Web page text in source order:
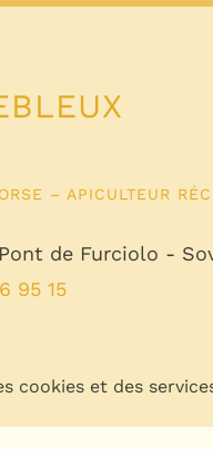
– APICULTEUR
de Furciolo -
95 15
cookies et des